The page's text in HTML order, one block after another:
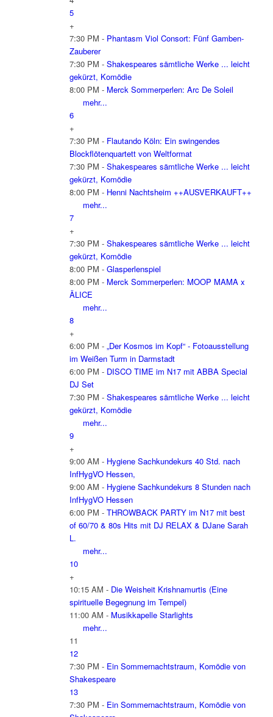
5
+
7:30 PM - Phantasm Viol Consort: Fünf Gamben-
Zauberer
7:30 PM - Shakespeares sämtliche Werke ... leicht
gekürzt, Komödie
8:00 PM - Merck Sommerperlen: Arc De Soleil
mehr...
6
+
7:30 PM - Flautando Köln: Ein swingendes
Blockflötenquartett von Weltformat
7:30 PM - Shakespeares sämtliche Werke ... leicht
gekürzt, Komödie
8:00 PM - Henni Nachtsheim ++AUSVERKAUFT++
mehr...
7
+
7:30 PM - Shakespeares sämtliche Werke ... leicht
gekürzt, Komödie
8:00 PM - Glasperlenspiel
8:00 PM - Merck Sommerperlen: MOOP MAMA x
ÄLICE
mehr...
8
+
6:00 PM - „Der Kosmos im Kopf“ - Fotoausstellung
im Weißen Turm in Darmstadt
6:00 PM - DISCO TIME im N17 mit ABBA Special
DJ Set
7:30 PM - Shakespeares sämtliche Werke ... leicht
gekürzt, Komödie
mehr...
9
+
9:00 AM - Hygiene Sachkundekurs 40 Std. nach
InfHygVO Hessen,
9:00 AM - Hygiene Sachkundekurs 8 Stunden nach
InfHygVO Hessen
6:00 PM - THROWBACK PARTY im N17 mit best
of 60/70 & 80s Hits mit DJ RELAX & DJane Sarah
L.
mehr...
10
+
10:15 AM - Die Weisheit Krishnamurtis (Eine
spirituelle Begegnung im Tempel)
11:00 AM - Musikkapelle Starlights
mehr...
11
12
7:30 PM - Ein Sommernachtstraum, Komödie von
Shakespeare
13
7:30 PM - Ein Sommernachtstraum, Komödie von